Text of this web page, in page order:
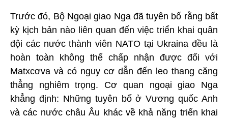
Trước đó, Bộ Ngoại giao Nga đã tuyên bố rằng bất
kỳ kịch bản nào liên quan đến việc triển khai quân
đội các nước thành viên NATO tại Ukraina đều là
hoàn toàn không thể chấp nhận được đối với
Matxcơva và có nguy cơ dẫn đến leo thang căng
thẳng nghiêm trọng. Cơ quan ngoại giao Nga
khẳng định: Những tuyên bố ở Vương quốc Anh
và các nước châu Âu khác về khả năng triển khai